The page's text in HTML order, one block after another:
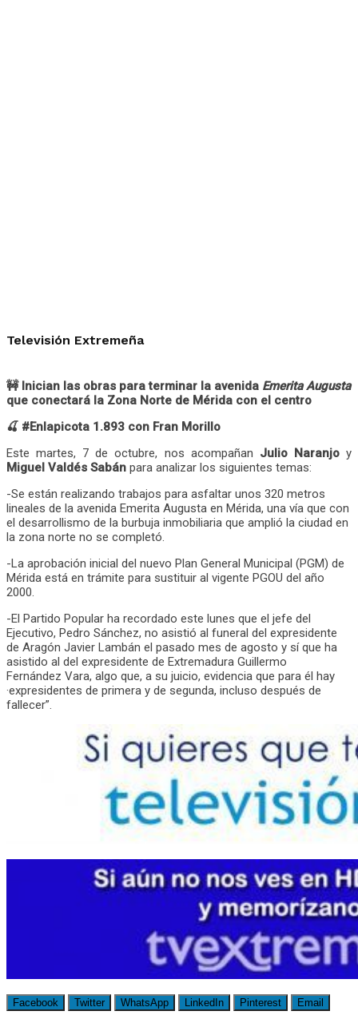
Televisión Extremeña
🚧 Inician las obras para terminar la avenida Emerita Augusta
que conectará la Zona Norte de Mérida con el centro
🍒 #Enlapicota 1.893 con Fran Morillo
Este martes, 7 de octubre, nos acompañan Julio Naranjoy
Miguel Valdés Sabán para analizar los siguientes temas:
-Se están realizando trabajos para asfaltar unos 320 metros
lineales de la avenida Emerita Augusta en Mérida, una vía que con
el desarrollismo de la burbuja inmobiliaria que amplió la ciudad en
la zona norte no se completó.
-La aprobación inicial del nuevo Plan General Municipal (PGM) de
Mérida está en trámite para sustituir al vigente PGOU del año
2000.
-El Partido Popular ha recordado este lunes que el jefe del
Ejecutivo, Pedro Sánchez, no asistió al funeral del expresidente
de Aragón Javier Lambán el pasado mes de agosto y sí que ha
asistido al del expresidente de Extremadura Guillermo
Fernández Vara, algo que, a su juicio, evidencia que para él hay
·expresidentes de primera y de segunda, incluso después de
fallecer”.
Facebook Twitter WhatsApp LinkedIn Pinterest Email